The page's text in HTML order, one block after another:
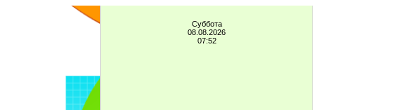
Суббота
08.08.2026
07:52